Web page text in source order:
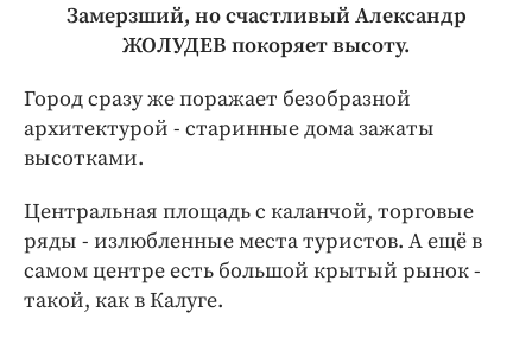
Замерзший, но счастливый Александр
ЖОЛУДЕВ покоряет высоту.
Город сразу же поражает безобразной
архитектурой - старинные дома зажаты
высотками.
Центральная площадь с каланчой, торговые
ряды - излюбленные места туристов. А ещё в
самом центре есть большой крытый рынок -
такой, как в Калуге.